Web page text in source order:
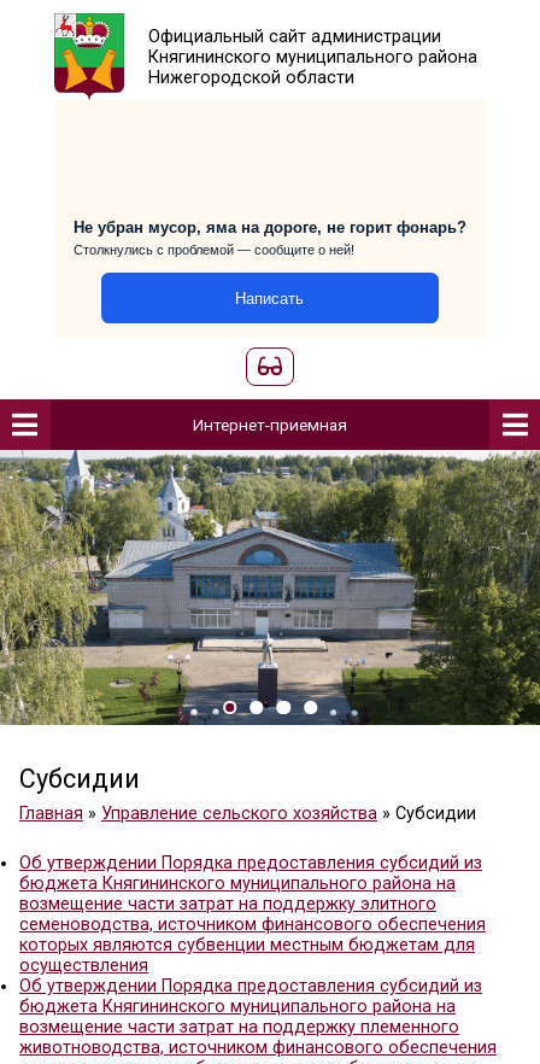
Официальный сайт
Княгининского муниципального
Не убран мусор, яма на дороге, не горит
Интернет-приемная
Субсидии
Главная»Управление сельского хозяйства